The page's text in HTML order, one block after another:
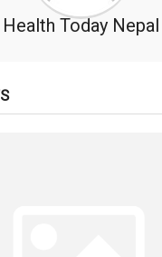
Health Today Nepal